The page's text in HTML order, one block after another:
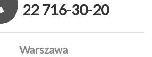
22 716-30-20
Warszawa